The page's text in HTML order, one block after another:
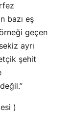
bazı eş
geçen
ayrı
şehit
)